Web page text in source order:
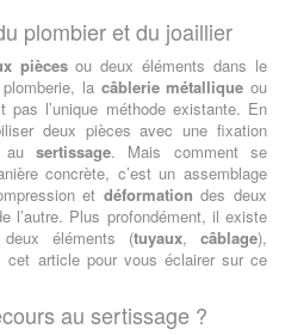
plombier et du joaillier
piècesou deux éléments dans le
lacâblerie métallique ou
pas l’unique méthode existante. En
deux pièces avec une fixation
au sertissage. Mais comment se
concrète, c’est un assemblage
et déformation des deux
l’autre. Plus profondément, il existe
éléments (tuyaux,câblage),
cet article pour vous éclairer sur ce
au sertissage ?